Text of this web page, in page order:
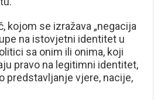
kojom se izražava „negacija
na istovjetni identitet u
sa onim ili onima, koji
pravo na legitimni identitet,
predstavljanje vjere, nacije,